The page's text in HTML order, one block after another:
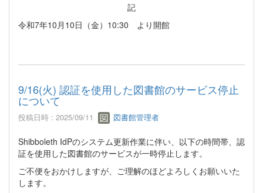
記
令和7年10月10日（金）10:30 より開館
9/16(火) 認証を使用した図書館のサービス停止
について
投稿日時 : 2025/09/11 図書館管理者
Shibboleth IdPのシステム更新作業に伴い、以下の時間帯、認
証を使用した図書館のサービスが一時停止します。
ご不便をおかけしますが、ご理解のほどよろしくお願いいた
します。